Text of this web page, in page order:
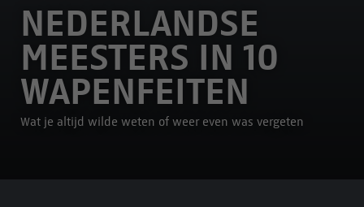
NEDERLANDSE
MEESTERS IN 10
WAPENFEITEN
Wat je altijd wilde weten of weer even was vergeten